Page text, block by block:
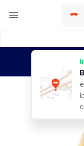
envíos